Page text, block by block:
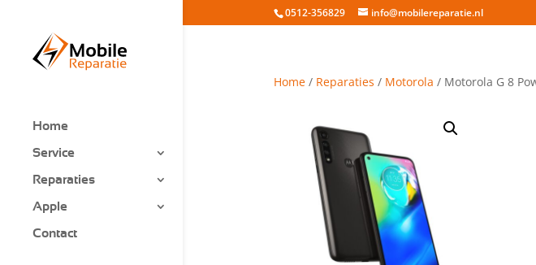
0512-356829 info@mobilereparatie.nl
Home
Service
Reparaties
Apple
Contact
Home/ Reparaties / Motorola / Motorola G 8